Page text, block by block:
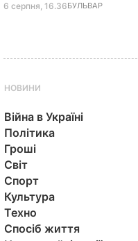
6 серпня, 16.36БУЛЬВАР
НОВИНИ
Війна в Україні
Політика
Гроші
Світ
Спорт
Культура
Техно
Спосіб життя